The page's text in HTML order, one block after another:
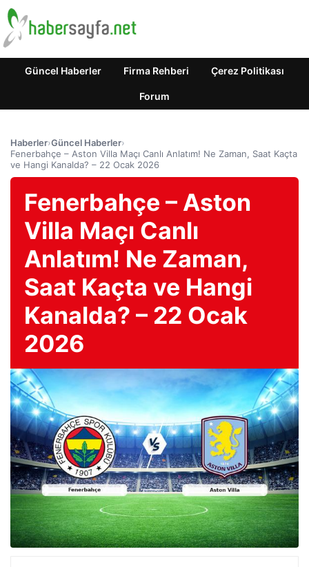
Güncel Haberler Firma Rehberi Çerez Politikası
Forum
Haberler›Güncel Haberler›
Fenerbahçe – Aston Villa Maçı Canlı Anlatım! Ne Zaman, Saat Kaçta
ve Hangi Kanalda? – 22 Ocak 2026
Fenerbahçe – Aston
Villa Maçı Canlı
Anlatım! Ne Zaman,
Saat Kaçta ve Hangi
Kanalda? – 22 Ocak
2026